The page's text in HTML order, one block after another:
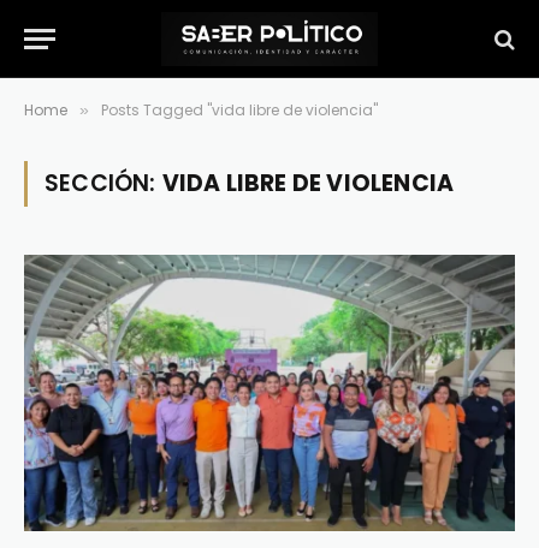
Home » Posts Tagged "vida libre de violencia"
SECCIÓN: VIDA LIBRE DE VIOLENCIA